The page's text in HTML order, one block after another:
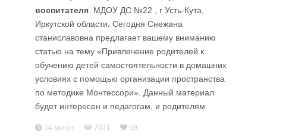
воспитателя МДОУ ДС №22 , г Усть-Кута,
Иркутской области. Сегодня Снежана
станиславовна предлагает вашему вниманию
статью на тему «Привлечение родителей к
обучению детей самостоятельности в домашних
условиях с помощью организации пространства
по методике Монтессори». Данный материал
будет интересен и педагогам, и родителям.
14 минут 7071 59